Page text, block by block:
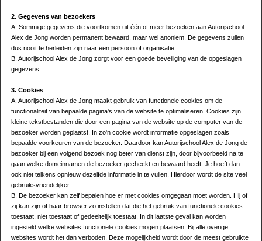
2. Gegevens van bezoekers
A. Sommige gegevens die voortkomen uit één of meer bezoeken aan Autorijschool
Alex de Jong worden permanent bewaard, maar wel anoniem. De gegevens zullen
dus nooit te herleiden zijn naar een persoon of organisatie.
B. Autorijschool Alex de Jong zorgt voor een goede beveiliging van de opgeslagen
gegevens.
3. Cookies
A. Autorijschool Alex de Jong maakt gebruik van functionele cookies om de
functionaliteit van bepaalde pagina's van de website te optimaliseren. Cookies zijn
kleine tekstbestanden die door een pagina van de website op de computer van de
bezoeker worden geplaatst. In zo'n cookie wordt informatie opgeslagen zoals
bepaalde voorkeuren van de bezoeker. Daardoor kan Autorijschool Alex de Jong de
bezoeker bij een volgend bezoek nog beter van dienst zijn, door bijvoorbeeld na te
gaan welke domeinnamen de bezoeker gecheckt en bewaard heeft. Je hoeft dan
ook niet telkens opnieuw dezelfde informatie in te vullen. Hierdoor wordt de site veel
gebruiksvriendelijker.
B. De bezoeker kan zelf bepalen hoe er met cookies omgegaan moet worden. Hij of
zij kan zijn of haar browser zo instellen dat die het gebruik van functionele cookies
toestaat, niet toestaat of gedeeltelijk toestaat. In dit laatste geval kan worden
ingesteld welke websites functionele cookies mogen plaatsen. Bij alle overige
websites wordt het dan verboden. Deze mogelijkheid wordt door de meest gebruikte